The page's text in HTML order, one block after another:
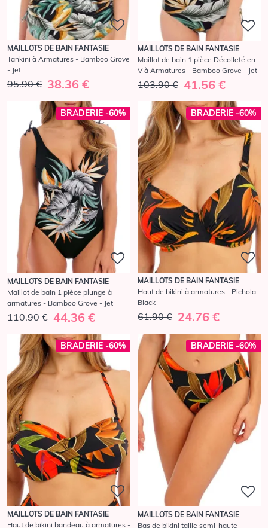
MAILLOTS DE BAIN FANTASIE
Tankini à Armatures - Bamboo Grove
- Jet
95.90 € 38.36 €
MAILLOTS DE BAIN FANTASIE
Maillot de bain 1 pièce Décolleté en
V à Armatures - Bamboo Grove - Jet
103.90 € 41.56 €
BRADERIE -60%
MAILLOTS DE BAIN FANTASIE
Maillot de bain 1 pièce plunge à
armatures - Bamboo Grove - Jet
110.90 € 44.36 €
BRADERIE -60%
MAILLOTS DE BAIN FANTASIE
Haut de bikini à armatures - Pichola -
Black
61.90 € 24.76 €
BRADERIE -60%
MAILLOTS DE BAIN FANTASIE
Haut de bikini bandeau à armatures -
BRADERIE -60%
MAILLOTS DE BAIN FANTASIE
Bas de bikini taille semi-haute -